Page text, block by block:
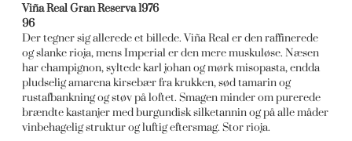
Viña Real Gran Reserva 1976
96
Der tegner sig allerede et billede. Viña Real er den raffinerede
og slanke rioja, mens Imperial er den mere muskuløse. Næsen
har champignon, syltede karl johan og mørk misopasta, endda
pludselig amarena kirsebær fra krukken, sød tamarin og
rustafbankning og støv på loftet. Smagen minder om purerede
brændte kastanjer med burgundisk silketannin og på alle måder
vinbehagelig struktur og luftig eftersmag. Stor rioja.